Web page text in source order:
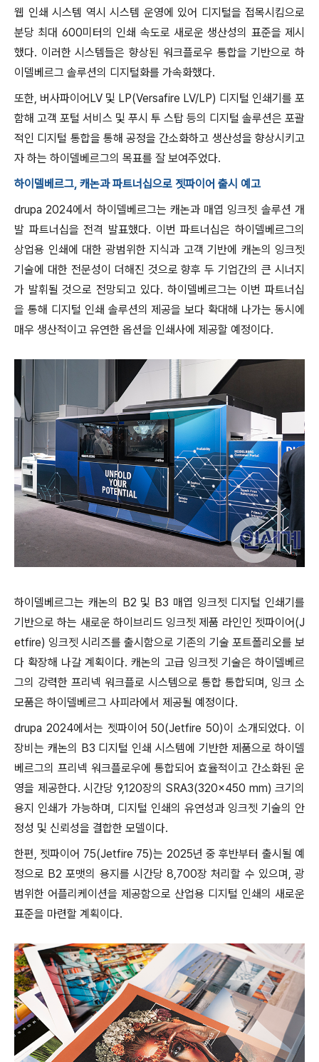
웹 인쇄 시스템 역시 시스템 운영에 있어 디지털을 접목시킴으로
분당 최대 600미터의 인쇄 속도로 새로운 생산성의 표준을 제시
했다.​ 이러한 시스템들은 향상된 워크플로우 통합을 기반으로 하
이델베르그 솔루션의 디지털화를 가속화했다.
또한, 버사파이어LV 및 LP(Versafire LV/LP) 디지털 인쇄기를 포
함해 고객 포털 서비스 및 푸시 투 스탑 등의 디지털 솔루션은 포괄
적인 디지털 통합을 통해 공정을 간소화하고 생산성을 향상시키고
자 하는 하이델베르그의 목표를 잘 보여주었다.​
하이델베르그, 캐논과 파트너십으로 젯파이어 출시 예고
drupa 2024에서 하이델베르그는 캐논과 매엽 잉크젯 솔루션 개
발 파트너십을 전격 발표했다. 이번 파트너십은 하이델베르그의
상업용 인쇄에 대한 광범위한 지식과 고객 기반에 캐논의 잉크젯
기술에 대한 전문성이 더해진 것으로 향후 두 기업간의 큰 시너지
가 발휘될 것으로 전망되고 있다. 하이델베르그는 이번 파트너십
을 통해 디지털 인쇄 솔루션의 제공을 보다 확대해 나가는 동시에
매우 생산적이고 유연한 옵션을 인쇄사에 제공할 예정이다.
하이델베르그는 캐논의 B2 및 B3 매엽 잉크젯 디지털 인쇄기를
기반으로 하는 새로운 하이브리드 잉크젯 제품 라인인 젯파이어(J
etfire) 잉크젯 시리즈를 출시함으로 기존의 기술 포트폴리오를 보
다 확장해 나갈 계획이다. 캐논의 고급 잉크젯 기술은 하이델베르
그의 강력한 프리넥 워크플로 시스템으로 통합 통합되며, 잉크 소
모품은 하이델베르그 사피라에서 제공될 예정이다.
drupa 2024에서는 젯파이어 50(Jetfire 50)이 소개되었다. 이
장비는 캐논의 B3 디지털 인쇄 시스템에 기반한 제품으로 하이델
베르그의 프리넥 워크플로우에 통합되어 효율적이고 간소화된 운
영을 제공한다. 시간당 9,120장의 SRA3(320×450 mm) 크기의
용지 인쇄가 가능하며, 디지털 인쇄의 유연성과 잉크젯 기술의 안
정성 및 신뢰성을 결합한 모델이다​.
한편, 젯파이어 75(Jetfire 75)는 2025년 중 후반부터 출시될 예
정으로 B2 포맷의 용지를 시간당 8,700장 처리할 수 있으며, 광
범위한 어플리케이션을 제공함으로 산업용 디지털 인쇄의 새로운
표준을 마련할 계획이다.